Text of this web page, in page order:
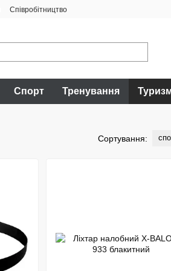
Співробітництво
Спорт Тренування
Сортування: